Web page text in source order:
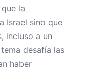
la
Israel sino que
incluso a un
desafía las
haber